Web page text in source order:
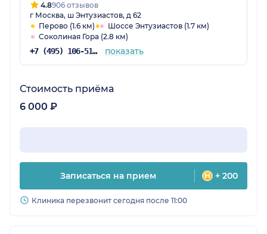
4.8906 отзывов
г Москва, ш Энтузиастов, д 62
Перово (1.6 км)
Шоссе Энтузиастов (1.7 км)
Соколиная Гора (2.8 км)
+7 (495) 106-51-98 показать
Стоимость приёма
6 000 ₽
Записаться на прием + 200
Клиника перезвонит сегодня после 11:00